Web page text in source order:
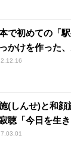
で初めての「
かけを作った
(しんせ)と和顔
聴「今日を生